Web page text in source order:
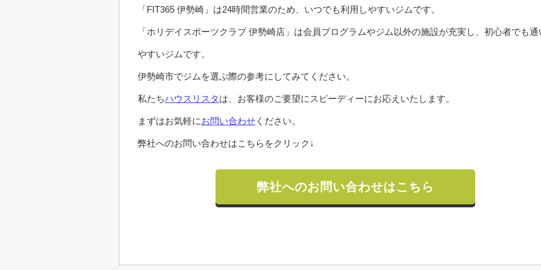
「FIT365 伊勢崎」は24時間営業のため、いつでも利用しやすいジムです。
「ホリデイスポーツクラブ 伊勢崎店」は会員プログラムやジム以外の施設が充実し、初心者でも通
やすいジムです。
伊勢崎市でジムを選ぶ際の参考にしてみてください。
私たちハウスリスタは、お客様のご要望にスピーディーにお応えいたします。
まずはお気軽にお問い合わせ ください。
弊社へのお問い合わせはこちらをクリック↓
弊社へのお問い合わせはこちら